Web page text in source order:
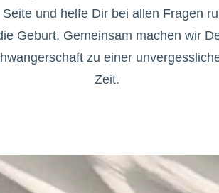
Seite und helfe Dir bei allen Fragen
Geburt. Gemeinsam machen wir
zu einer
Zeit.